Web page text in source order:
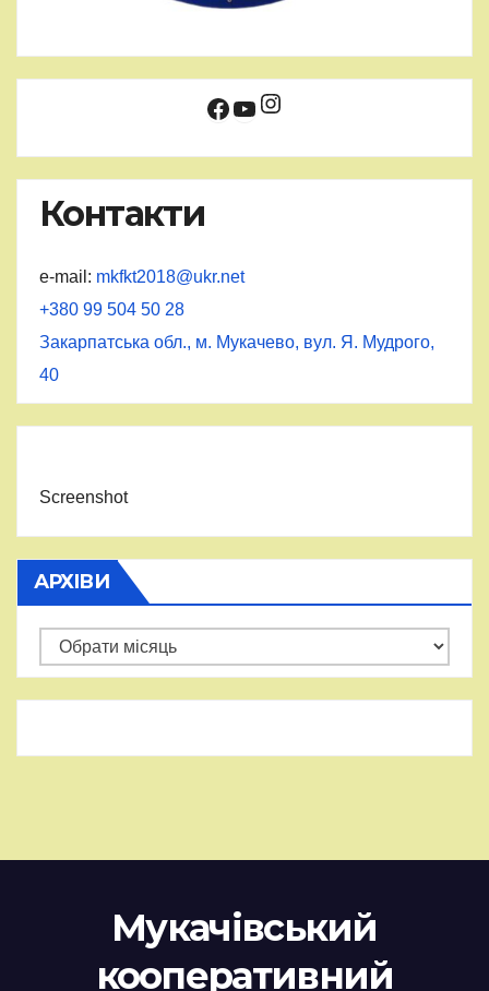
Facebook
YouTube
Instagram
Контакти
e-mail: mkfkt2018@ukr.net
+380 99 504 50 28
Закарпатська обл., м. Мукачево, вул. Я. Мудрого,
40
Screenshot
АРХІВИ
Архіви
Мукачівський
кооперативний